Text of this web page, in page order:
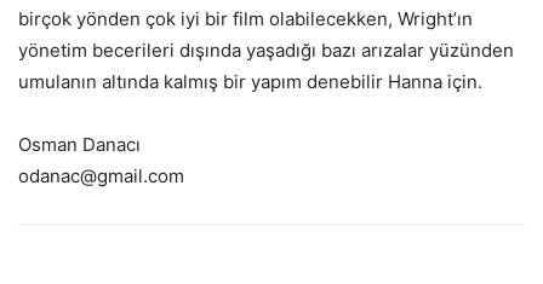
birçok yönden çok iyi bir film olabilecekken, Wright’ın
yönetim becerileri dışında yaşadığı bazı arızalar yüzünden
umulanın altında kalmış bir yapım denebilir Hanna için.
Osman Danacı
odanac@gmail.com